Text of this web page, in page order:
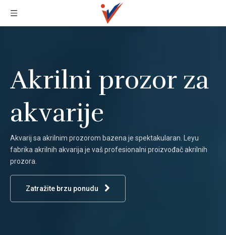
Akrilni prozor za
akvarije
Akvarij sa akrilnim prozorom bazena je spektakularan. Leyu
fabrika akrilnih akvarija je vaš profesionalni proizvođač akrilnih
prozora.
Zatražite brzu ponudu